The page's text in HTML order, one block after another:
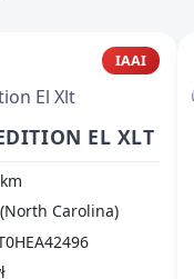
IAAI
EL XLT
Carolina)